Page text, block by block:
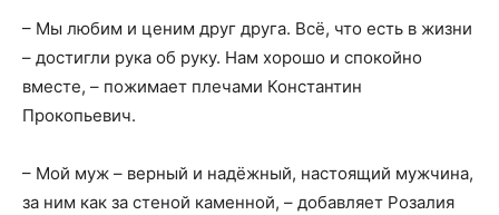
– Мы любим и ценим друг друга. Всё, что есть в жизни
– достигли рука об руку. Нам хорошо и спокойно
вместе, – пожимает плечами Константин
Прокопьевич.
– Мой муж – верный и надёжный, настоящий мужчина,
за ним как за стеной каменной, – добавляет Розалия